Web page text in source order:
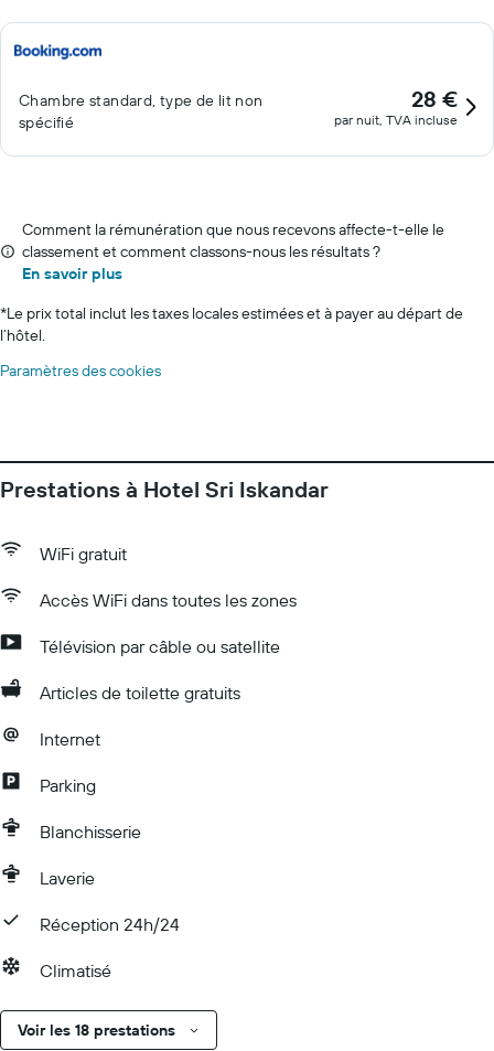
Chambre standard, type de lit non
spécifié
28 €
par nuit, TVA incluse
Comment la rémunération que nous recevons affecte-t-elle le
classement et comment classons-nous les résultats ?
En savoir plus
*Le prix total inclut les taxes locales estimées et à payer au départ de
l’hôtel.
Paramètres des cookies
Prestations à Hotel Sri Iskandar
WiFi gratuit
Accès WiFi dans toutes les zones
Télévision par câble ou satellite
Articles de toilette gratuits
Internet
Parking
Blanchisserie
Laverie
Réception 24h/24
Climatisé
Voir les 18 prestations